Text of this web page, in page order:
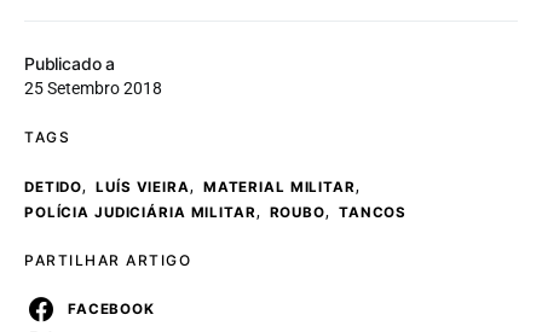
Publicado a
25 Setembro 2018
TAGS
DETIDO, LUÍS VIEIRA, MATERIAL MILITAR,
POLÍCIA JUDICIÁRIA MILITAR, ROUBO, TANCOS
PARTILHAR ARTIGO
FACEBOOK